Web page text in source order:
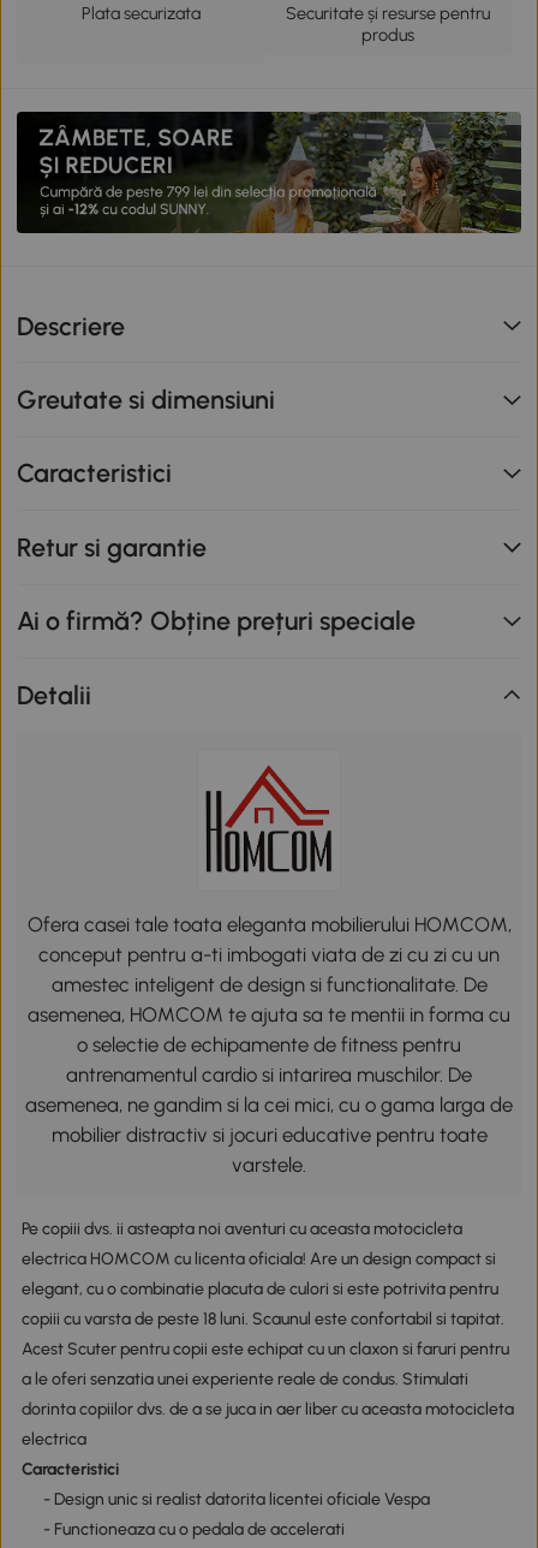
Plata securizata
Securitate și resurse pentru
produs
Descriere
Greutate si dimensiuni
Caracteristici
Retur si garantie
Ai o firmă? Obține prețuri speciale
Detalii
Ofera casei tale toata eleganta mobilierului HOMCOM,
conceput pentru a-ti imbogati viata de zi cu zi cu un
amestec inteligent de design si functionalitate. De
asemenea, HOMCOM te ajuta sa te mentii in forma cu
o selectie de echipamente de fitness pentru
antrenamentul cardio si intarirea muschilor. De
asemenea, ne gandim si la cei mici, cu o gama larga de
mobilier distractiv si jocuri educative pentru toate
varstele.
Pe copiii dvs. ii asteapta noi aventuri cu aceasta motocicleta
electrica HOMCOM cu licenta oficiala! Are un design compact si
elegant, cu o combinatie placuta de culori si este potrivita pentru
copiii cu varsta de peste 18 luni. Scaunul este confortabil si tapitat.
Acest Scuter pentru copii este echipat cu un claxon si faruri pentru
a le oferi senzatia unei experiente reale de condus. Stimulati
dorinta copiilor dvs. de a se juca in aer liber cu aceasta motocicleta
electrica
Caracteristici
- Design unic si realist datorita licentei oficiale Vespa
- Functioneaza cu o pedala de accelerati